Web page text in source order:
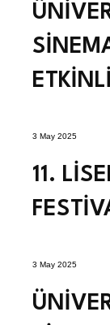
3 May 2025
11.
3 May 2025